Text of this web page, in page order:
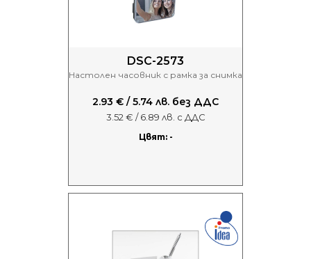
DSC-2573
Настолен часовник с рамка за снимка
2.93 € / 5.74 лв. без ДДС
3.52 € / 6.89 лв. с ДДС
Цвят: -